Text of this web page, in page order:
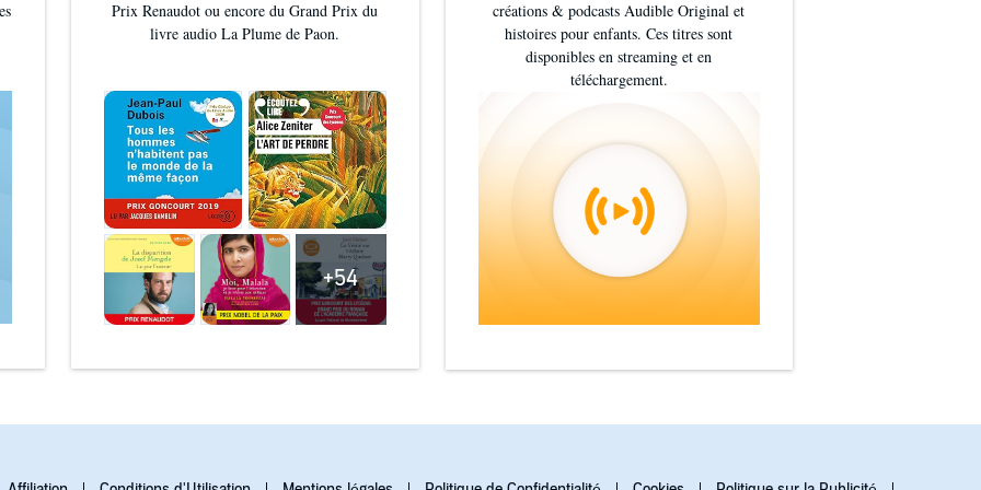
elle m’a bien embarquée dans ses scènes de tension et de bravoure 💪.
Pierre Bermude, toujours fidèle au poste, pose sa voix avec justesse
💥 CE QU’ON RETIENT :
✅ Un one shot qui DÉCHIRE
✅ Une héroïne badass & un roi aussi dark que sexy
✅ Un world-building ultra bien construit
✅ Une intrigue politique pleine de rebondissements & de morts
suspectes
✅ Un tournoi des prétendants qui met les nerfs à rude épreuve 😱
🌟 Bref, "Le Roi Dragon" c’est de la romantasy comme on aime,
enflammée, intense et ULTRA addictive.
sang, des larmes, des alliances foireuses et un p’tit peu d'humour et
➡️ C’est pour toi bébé 😘
Prix Renaudot ou encore du Grand Prix du
livre audio La Plume de Paon.
+54
créations & podcasts Audible Original et
histoires pour enfants. Ces titres sont
disponibles en streaming et en
téléchargement.